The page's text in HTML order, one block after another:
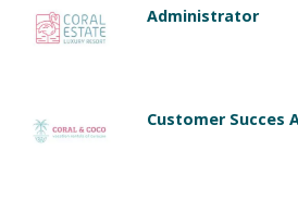
Administrator
Customer Succes